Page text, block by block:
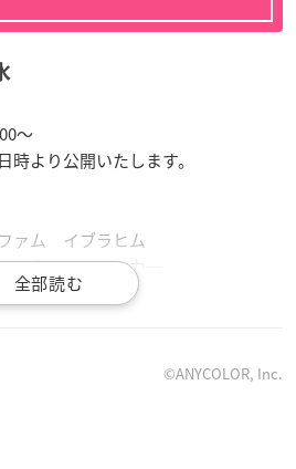
～
より公開いたします。
ァム イブラヒム
ァム ジョー・力一
ム 竜胆尊
・力一）
シエール）
©ANYCOLOR, Inc.